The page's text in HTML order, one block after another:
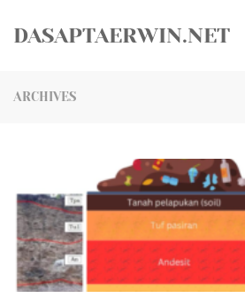
DASAPTAERWIN.NET
ARCHIVES